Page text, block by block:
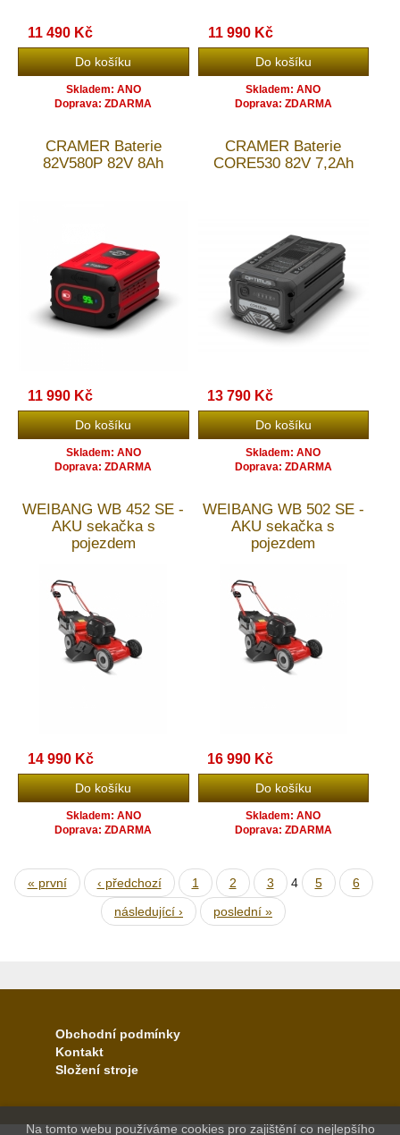
11 490 Kč
Skladem: ANO
Doprava: ZDARMA
11 990 Kč
Skladem: ANO
Doprava: ZDARMA
CRAMER Baterie
82V580P 82V 8Ah
11 990 Kč
Skladem: ANO
Doprava: ZDARMA
CRAMER Baterie
CORE530 82V 7,2Ah
13 790 Kč
Skladem: ANO
Doprava: ZDARMA
WEIBANG WB 452 SE -
AKU sekačka s
pojezdem
14 990 Kč
Skladem: ANO
Doprava: ZDARMA
WEIBANG WB 502 SE -
AKU sekačka s
pojezdem
16 990 Kč
Skladem: ANO
Doprava: ZDARMA
« první ‹ předchozí 1 2 3 4 5
6
následující ›
poslední »
Obchodní podmínky
Kontakt
Složení stroje
Na tomto webu používáme cookies pro zajištění co nejlepšího